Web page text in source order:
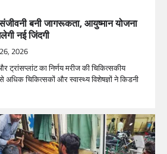
बनी जागरूकता, आयुष्मान योजना
नई जिंदगी
2026
ट्रांसप्लांट का निर्णय मरीज की चिकित्सकीय
चिकित्सकों और स्वास्थ्य विशेषज्ञों ने किडनी